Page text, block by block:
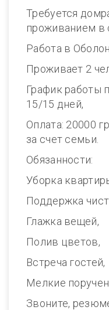
Требуется
проживанием в
Работа в
Проживает 2
График работы
15/15 дней,
Оплата: 20000
за счет семьи.
Обязанности:
Уборка
Поддержка
Глажка вещей,
Полив цветов,
Встреча гостей,
Мелкие
Звоните,